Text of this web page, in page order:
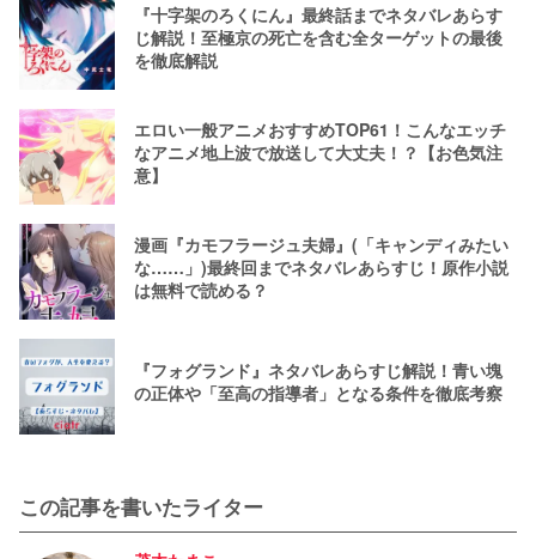
『十字架のろくにん』最終話までネタバレあらす
じ解説！至極京の死亡を含む全ターゲットの最後
を徹底解説
エロい一般アニメおすすめTOP61！こんなエッチ
なアニメ地上波で放送して大丈夫！？【お色気注
意】
漫画『カモフラージュ夫婦』(「キャンディみたい
な……」)最終回までネタバレあらすじ！原作小説
は無料で読める？
『フォグランド』ネタバレあらすじ解説！青い塊
の正体や「至高の指導者」となる条件を徹底考察
この記事を書いたライター